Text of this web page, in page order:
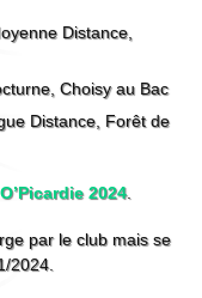
Distance,
Choisy au Bac
Distance, Forêt de
O’Picardie 2024.
par le club mais se
2024.